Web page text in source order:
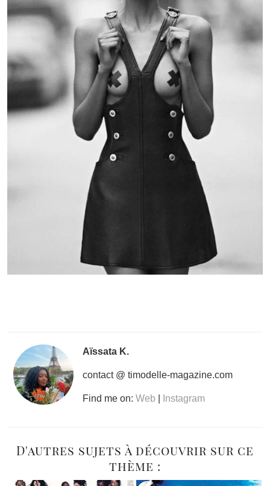
Aïssata K.
contact @ timodelle-magazine.com
Find me on: Web Instagram
D'autres sujets à découvrir sur ce
thème :